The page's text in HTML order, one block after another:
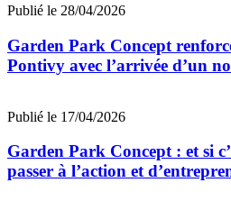
Publié le 28/04/2026
Garden Park Concept
Pontivy avec l’arrivée d’un
Publié le 17/04/2026
Garden Park Concept : et si
passer à l’action et